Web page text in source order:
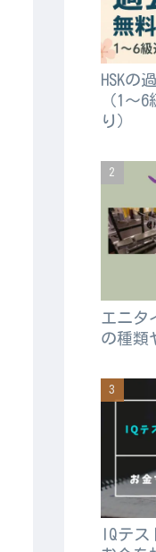
HSKの
（1〜
り）
エニタ
の種類
IQテ